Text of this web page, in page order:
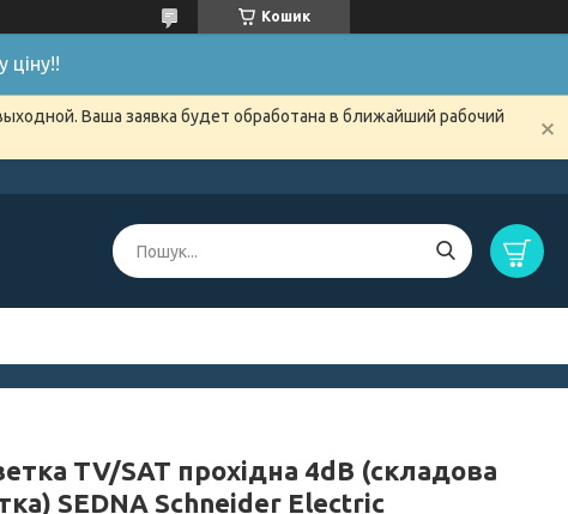
Кошик
Ваша заявка будет обработана в ближайший рабочий
TV/SAT прохідна 4dB (складова
SEDNA Schneider Electric